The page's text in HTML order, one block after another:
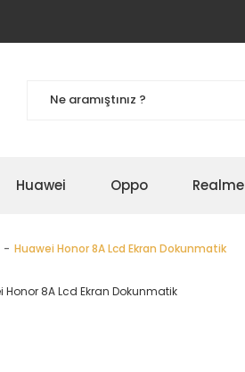
Huawei Oppo Realme
Huawei Honor 8A Lcd Ekran Dokunmatik